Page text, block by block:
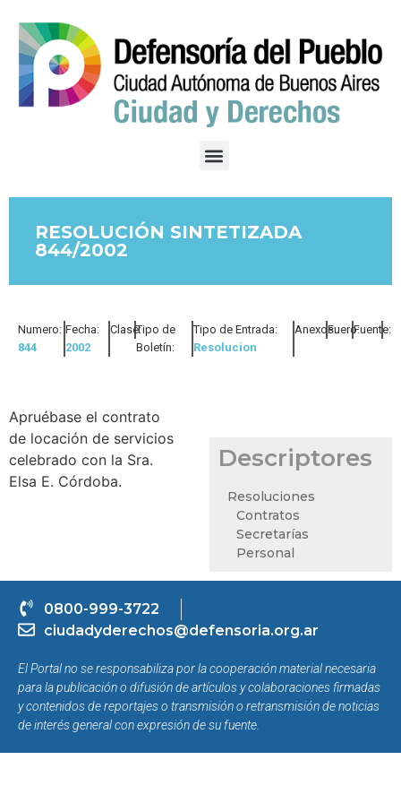
RESOLUCIÓN SINTETIZADA
844/2002
Numero:
844
Fecha:
2002
Clase:Tipo de
Boletín:
Tipo de Entrada:
Resolucion
Anexos:Fuero:Fuente:
Apruébase el contrato
de locación de servicios
celebrado con la Sra.
Elsa E. Córdoba.
Descriptores
Resoluciones
Contratos
Secretarías
Personal
0800-999-3722
ciudadyderechos@defensoria.org.ar
El Portal no se responsabiliza por la cooperación material necesaria
para la publicación o difusión de artículos y colaboraciones firmadas
y contenidos de reportajes o transmisión o retransmisión de noticias
de interés general con expresión de su fuente.